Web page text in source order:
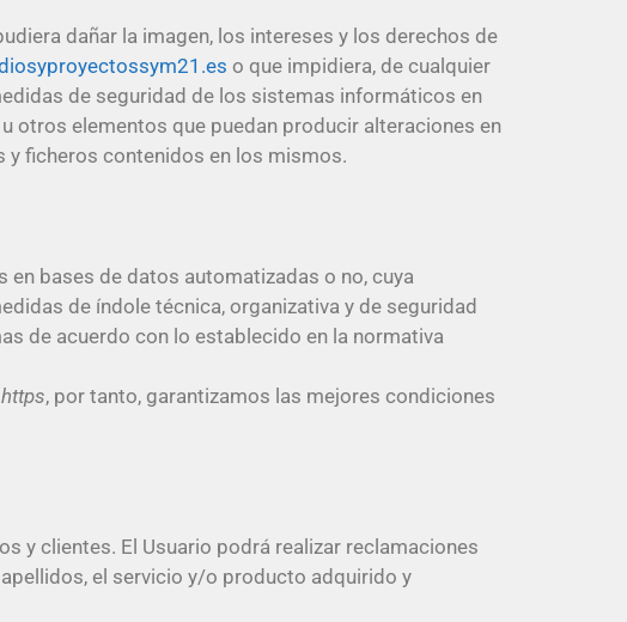
dañar la imagen, los intereses y los derechos de
o que impidiera, de cualquier
de seguridad de los sistemas informáticos en
otros elementos que puedan producir alteraciones en
ficheros contenidos en los mismos.
bases de datos automatizadas o no, cuya
de índole técnica, organizativa y de seguridad
de acuerdo con lo establecido en la normativa
https, por tanto, garantizamos las mejores condiciones
y clientes. El Usuario podrá realizar reclamaciones
el servicio y/o producto adquirido y